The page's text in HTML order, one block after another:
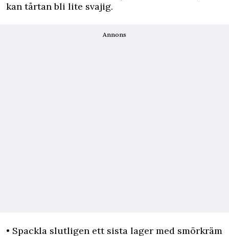
kan tårtan bli lite svajig.
Annons
• Spackla slutligen ett sista lager med smörkräm